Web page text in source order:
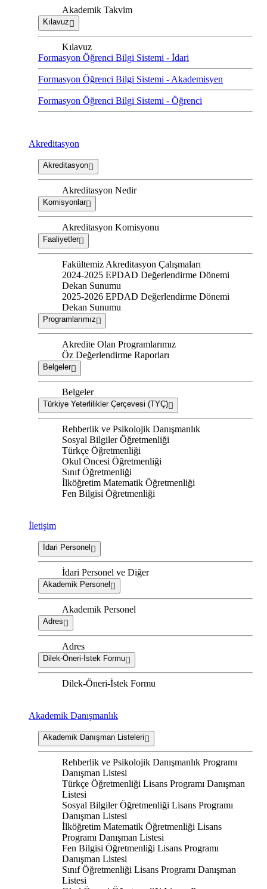
Akademik Takvim
Kılavuz
Kılavuz
Formasyon Öğrenci Bilgi Sistemi - İdari
Formasyon Öğrenci Bilgi Sistemi - Akademisyen
Formasyon Öğrenci Bilgi Sistemi - Öğrenci
Akreditasyon
Akreditasyon
Akreditasyon Nedir
Komisyonlar
Akreditasyon Komisyonu
Faaliyetler
Fakültemiz Akreditasyon Çalışmaları
2024-2025 EPDAD Değerlendirme Dönemi
Dekan Sunumu
2025-2026 EPDAD Değerlendirme Dönemi
Dekan Sunumu
Programlarımız
Akredite Olan Programlarımız
Öz Değerlendirme Raporları
Belgeler
Belgeler
Türkiye Yeterlilikler Çerçevesi (TYÇ)
Rehberlik ve Psikolojik Danışmanlık
Sosyal Bilgiler Öğretmenliği
Türkçe Öğretmenliği
Okul Öncesi Öğretmenliği
Sınıf Öğretmenliği
İlköğretim Matematik Öğretmenliği
Fen Bilgisi Öğretmenliği
İletişim
İdari Personel
İdari Personel ve Diğer
Akademik Personel
Akademik Personel
Adres
Adres
Dilek-Öneri-İstek Formu
Dilek-Öneri-İstek Formu
Akademik Danışmanlık
Akademik Danışman Listeleri
Rehberlik ve Psikolojik Danışmanlık Programı
Danışman Listesi
Türkçe Öğretmenliği Lisans Programı Danışman
Listesi
Sosyal Bilgiler Öğretmenliği Lisans Programı
Danışman Listesi
İlköğretim Matematik Öğretmenliği Lisans
Programı Danışman Listesi
Fen Bilgisi Öğretmenliği Lisans Programı
Danışman Listesi
Sınıf Öğretmenliği Lisans Programı Danışman
Listesi